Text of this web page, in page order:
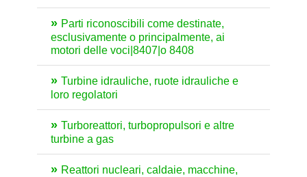
Parti riconoscibili come destinate,
esclusivamente o principalmente, ai
motori delle voci|8407|o 8408
Turbine idrauliche, ruote idrauliche e
loro regolatori
Turboreattori, turbopropulsori e altre
turbine a gas
Reattori nucleari, caldaie, macchine,